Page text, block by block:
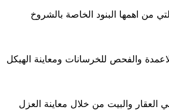
اهمها البنود الخاصة بالشروخ
والفحص للخرسانات ومعاينة الهيكل
والبيت من خلال معاينة العزل